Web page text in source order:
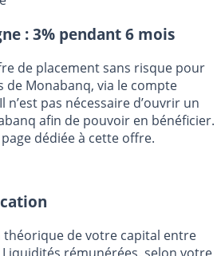
: 3% pendant 6 mois
de placement sans risque pour
de Monabanq, via le compte
pas nécessaire d’ouvrir un
afin de pouvoir en bénéficier.
dédiée à cette offre.